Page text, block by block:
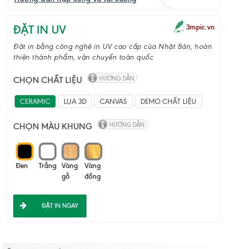
ĐẶT IN UV 3mpic.vn
Đặt in bằng công nghệ in UV cao cấp của Nhật Bản, hoàn
thiện thành phẩm, vận chuyển toàn quốc
CHỌN CHẤT LIỆU HƯỚNG DẪN
CERAMIC LỤA 3D CANVAS DEMO CHẤT LIỆU
CHỌN MÀU KHUNG HƯỚNG DẪN
Đen Trắng Vàng
gỗ
Vàng
đồng
ĐẶT IN NGAY